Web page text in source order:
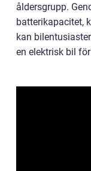
åldersgrupp.
batterikapacitet,
kan
en elektrisk bil